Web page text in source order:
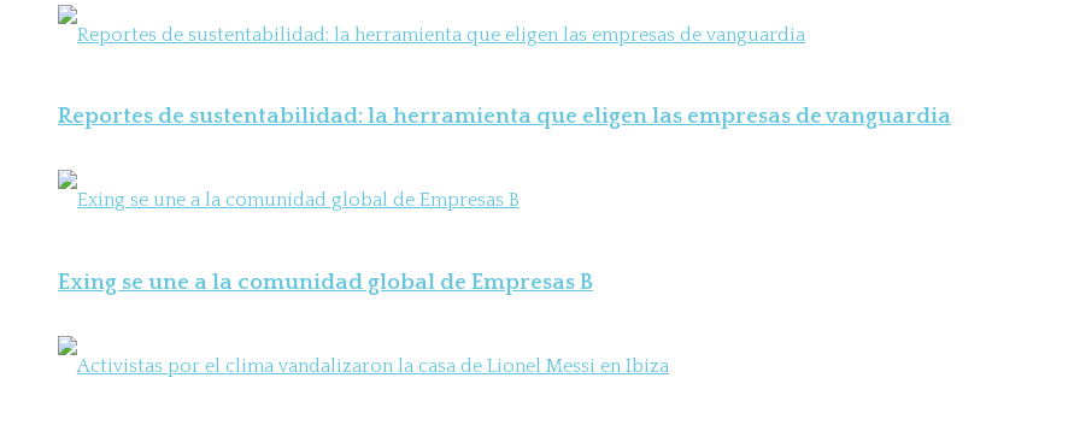
Reportes de sustentabilidad: la herramienta que eligen las empresas de vanguardia
Exing se une a la comunidad global de Empresas B